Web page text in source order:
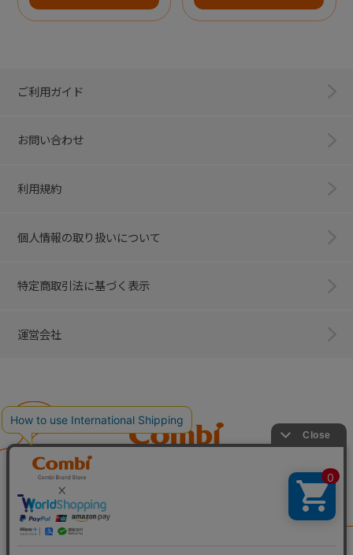
ご利用ガイド
お問い合わせ
利用規約
個人情報の取り扱いについて
特定商取引法に基づく表示
運営会社